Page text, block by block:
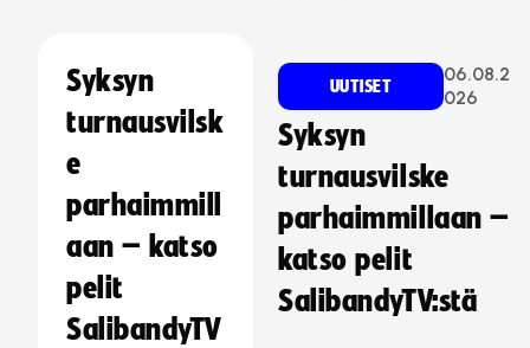
Syksyn
turnausvilsk
e
parhaimmill
aan – katso
pelit
SalibandyTV
UUTISET
06.08.2
026
Syksyn
turnausvilske
parhaimmillaan –
katso pelit
SalibandyTV:stä